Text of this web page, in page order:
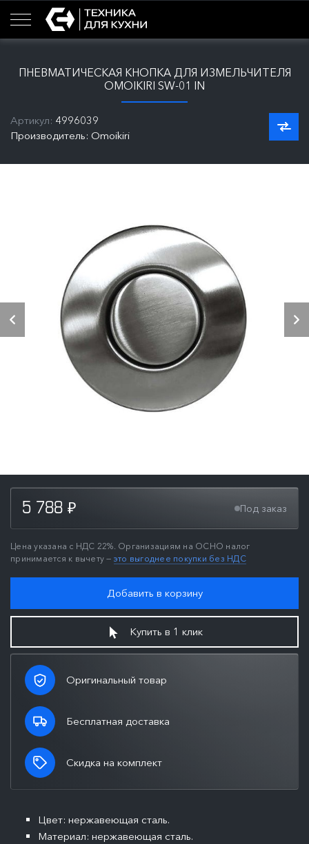
ПНЕВМАТИЧЕСКАЯ КНОПКА ДЛЯ ИЗМЕЛЬЧИТЕЛЯ
OMOIKIRI SW-01 IN
Артикул: 4996039
Производитель: Omoikiri
5 788 ₽ Под заказ
Цена указана с НДС 22%. Организациям на ОСНО налог
принимается к вычету — это выгоднее покупки без НДС
Добавить в корзину
Купить в 1 клик
Оригинальный товар
Бесплатная доставка
Скидка на комплект
Цвет: нержавеющая сталь.
Материал: нержавеющая сталь.